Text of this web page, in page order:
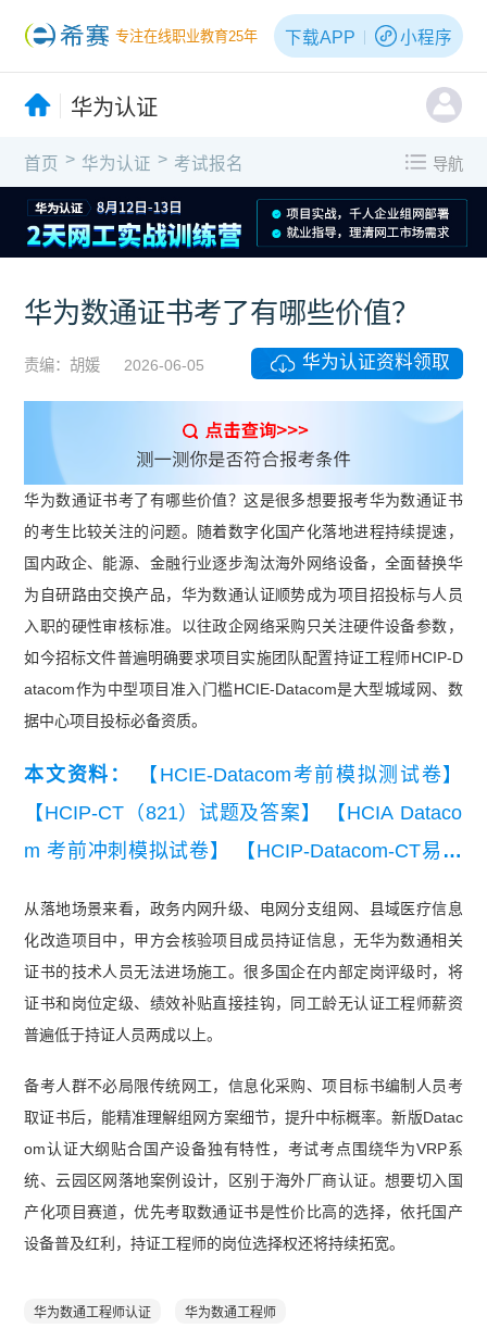
专注在线职业教育25年 下载APP 小程序
华为认证
首页 > 华为认证 > 考试报名 导航
华为数通证书考了有哪些价值？
责编：胡媛 2026-06-05 华为认证资料领取
华为数通证书考了有哪些价值？这是很多想要报考华为数通证书
的考生比较关注的问题。
随着数字化国产化落地进程持续提速，
国内政企、能源、金融行业逐步淘汰海外网络设备，全面替换华
为自研路由交换产品，华为数通认证顺势成为项目招投标与人员
入职的硬性审核标准。 以往政企网络采购只关注硬件设备参数，
如今招标文件普遍明确要求项目实施团队配置持证工程师HCIP-D
atacom作为中型项目准入门槛HCIE-Datacom是大型城域网、数
据中心项目投标必备资质。
本文资料：
【HCIE-Datacom考前模拟测试卷】
【HCIP-CT（821）试题及答案】
【HCIA Dataco
m 考前冲刺模拟试卷】
【HCIP-Datacom-CT易错
从落地场景来看，政务内网升级、电网分支组网、县域医疗信息
化改造项目中，甲方会核验项目成员持证信息，无华为数通相关
证书的技术人员无法进场施工。很多国企在内部定岗评级时，将
证书和岗位定级、绩效补贴直接挂钩，同工龄无认证工程师薪资
普遍低于持证人员两成以上。
备考人群不必局限传统网工，信息化采购、项目标书编制人员考
取证书后，能精准理解组网方案细节，提升中标概率。新版Datac
om认证大纲贴合国产设备独有特性，考试考点围绕华为VRP系
统、云园区网落地案例设计，区别于海外厂商认证。想要切入国
产化项目赛道，优先考取数通证书是性价比高的选择，依托国产
设备普及红利，持证工程师的岗位选择权还将持续拓宽。
华为数通工程师认证 华为数通工程师